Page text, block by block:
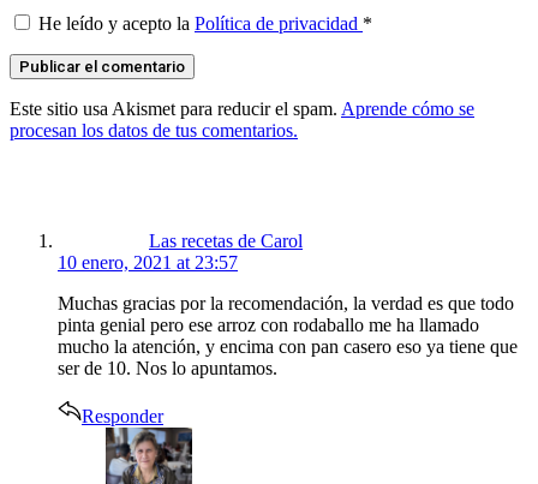
He leído y acepto la Política de privacidad *
Este sitio usa Akismet para reducir el spam. Aprende cómo se
procesan los datos de tus comentarios.
Las recetas de Carol
10 enero, 2021 at 23:57
Muchas gracias por la recomendación, la verdad es que todo
pinta genial pero ese arroz con rodaballo me ha llamado
mucho la atención, y encima con pan casero eso ya tiene que
ser de 10. Nos lo apuntamos.
Responder
says: